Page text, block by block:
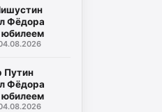
Фёдора
Путин
Фёдора